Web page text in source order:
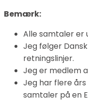
Bemærk:
Alle samtaler er
Jeg følger
retningslinjer.
Jeg er medlem
Jeg har flere
samtaler på en